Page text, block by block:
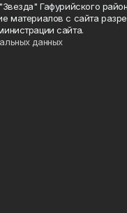
Гафурийского
материалов с сайта
сайта.
данных